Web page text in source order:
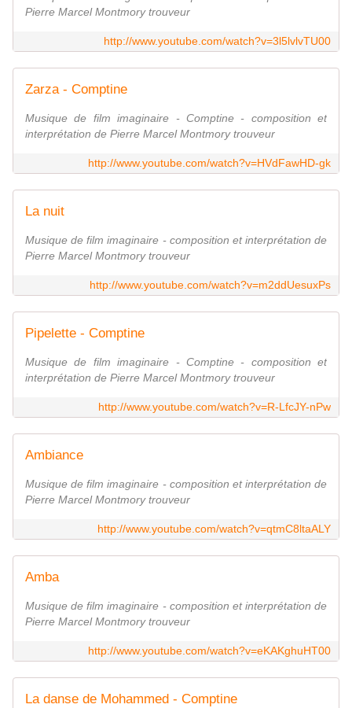
Pierre Marcel Montmory trouveur
http://www.youtube.com/watch?v=3l5lvlvTU00
Zarza - Comptine
Musique de film imaginaire - Comptine - composition et
interprétation de Pierre Marcel Montmory trouveur
http://www.youtube.com/watch?v=HVdFawHD-gk
La nuit
Musique de film imaginaire - composition et interprétation de
Pierre Marcel Montmory trouveur
http://www.youtube.com/watch?v=m2ddUesuxPs
Pipelette - Comptine
Musique de film imaginaire - Comptine - composition et
interprétation de Pierre Marcel Montmory trouveur
http://www.youtube.com/watch?v=R-LfcJY-nPw
Ambiance
Musique de film imaginaire - composition et interprétation de
Pierre Marcel Montmory trouveur
http://www.youtube.com/watch?v=qtmC8ltaALY
Amba
Musique de film imaginaire - composition et interprétation de
Pierre Marcel Montmory trouveur
http://www.youtube.com/watch?v=eKAKghuHT00
La danse de Mohammed - Comptine